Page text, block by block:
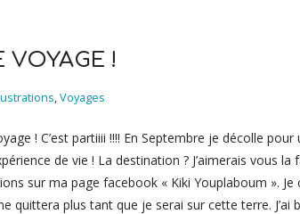
VOYAGE !
,Voyages
! C’est partiiii !!!! En Septembre je décolle
de vie ! La destination ? J’aimerais vous la
sur ma page facebook « Kiki Youplaboum ». Je
quittera plus tant que je serai sur cette terre. J’ai